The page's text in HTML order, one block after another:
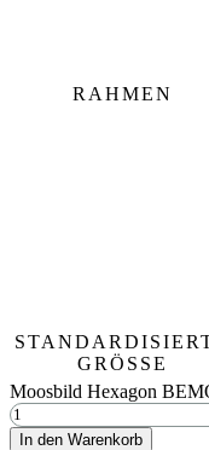
RAHMEN
GRÖSSE
Moosbild Hexagon
In den Warenkorb